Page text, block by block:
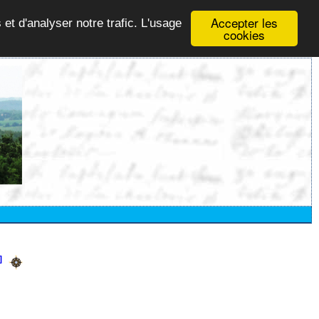
Accepter les
cookies
d'analyser notre trafic. L'usage